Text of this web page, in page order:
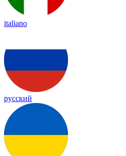
italiano
русский